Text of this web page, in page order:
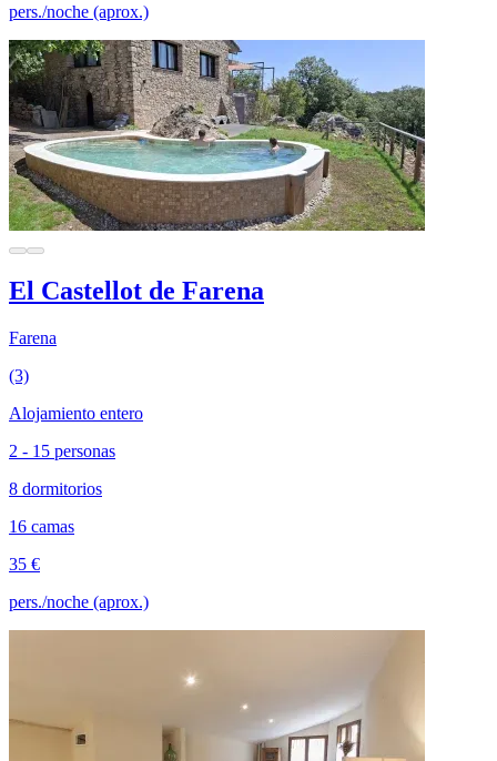
pers./noche (aprox.)
El Castellot de Farena
Farena
(3)
Alojamiento entero
2 - 15 personas
8 dormitorios
16 camas
35 €
pers./noche (aprox.)